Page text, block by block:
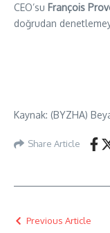
CEO’su François
doğrudan
Kaynak: (BYZHA)
Share Article
Previous Article